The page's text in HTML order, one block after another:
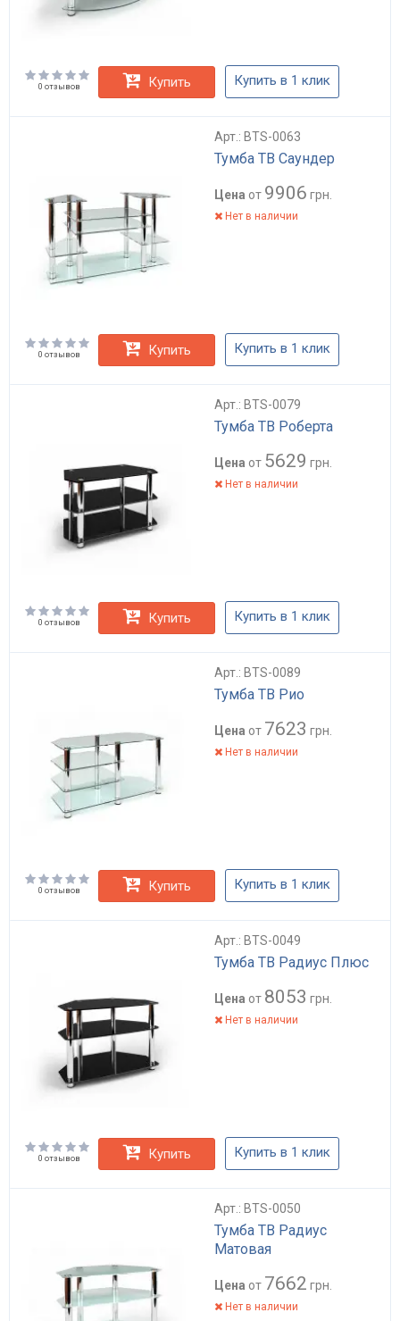
0 отзывов Купить Купить в 1 клик
Арт.: BTS-0063
Тумба ТВ Саундер
Цена от 9906 грн.
Нет в наличии
0 отзывов Купить Купить в 1 клик
Арт.: BTS-0079
Тумба ТВ Роберта
Цена от 5629 грн.
Нет в наличии
0 отзывов Купить Купить в 1 клик
Арт.: BTS-0089
Тумба ТВ Рио
Цена от 7623 грн.
Нет в наличии
0 отзывов Купить Купить в 1 клик
Арт.: BTS-0049
Тумба ТВ Радиус Плюс
Цена от 8053 грн.
Нет в наличии
0 отзывов Купить Купить в 1 клик
Арт.: BTS-0050
Тумба ТВ Радиус
Матовая
Цена от 7662 грн.
Нет в наличии